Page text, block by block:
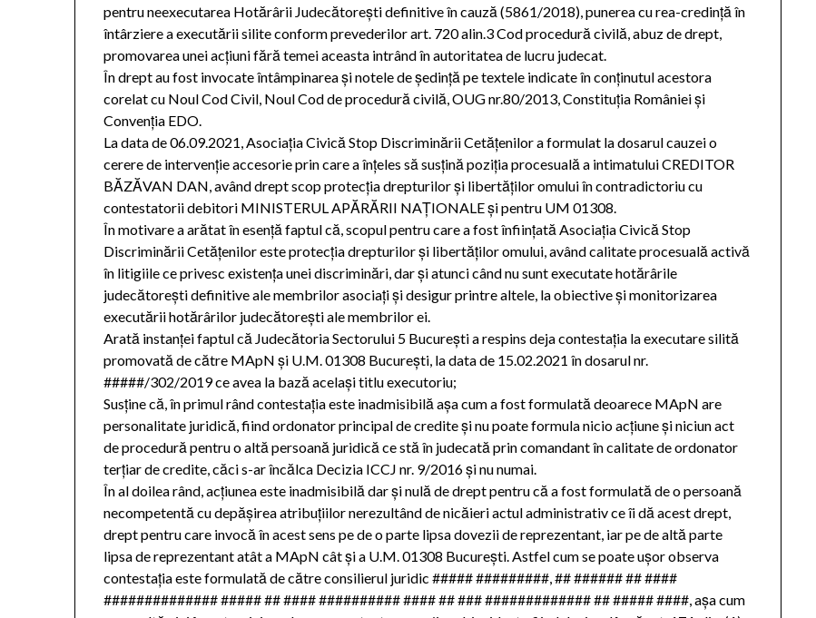
pentru neexecutarea Hotărârii Judecătoreşti definitive în cauză (5861/2018), punerea cu rea-credinţă în
întârziere a executării silite conform prevederilor art. 720 alin.3 Cod procedură civilă, abuz de drept,
promovarea unei acţiuni fără temei aceasta intrând în autoritatea de lucru judecat.
În drept au fost invocate întâmpinarea şi notele de şedinţă pe textele indicate în conţinutul acestora
corelat cu Noul Cod Civil, Noul Cod de procedură civilă, OUG nr.80/2013, Constituţia României şi
Convenţia EDO.
La data de 06.09.2021, Asociaţia Civică Stop Discriminării Cetăţenilor a formulat la dosarul cauzei o
cerere de intervenţie accesorie prin care a înţeles să susţină poziţia procesuală a intimatului CREDITOR
BĂZĂVAN DAN, având drept scop protecţia drepturilor şi libertăţilor omului în contradictoriu cu
contestatorii debitori MINISTERUL APĂRĂRII NAȚIONALE şi pentru UM 01308.
În motivare a arătat în esenţă faptul că, scopul pentru care a fost înfiinţată Asociaţia Civică Stop
Discriminării Cetăţenilor este protecţia drepturilor şi libertăţilor omului, având calitate procesuală activă
în litigiile ce privesc existenţa unei discriminări, dar şi atunci când nu sunt executate hotărârile
judecătoreşti definitive ale membrilor asociaţi şi desigur printre altele, la obiective şi monitorizarea
executării hotărârilor judecătoreşti ale membrilor ei.
Arată instanţei faptul că Judecătoria Sectorului 5 Bucureşti a respins deja contestaţia la executare silită
promovată de către MApN şi U.M. 01308 Bucureşti, la data de 15.02.2021 în dosarul nr.
#####/302/2019 ce avea la bază acelaşi titlu executoriu;
Susține că, în primul rând contestaţia este inadmisibilă aşa cum a fost formulată deoarece MApN are
personalitate juridică, fiind ordonator principal de credite şi nu poate formula nicio acţiune şi niciun act
de procedură pentru o altă persoană juridică ce stă în judecată prin comandant în calitate de ordonator
terţiar de credite, căci s-ar încălca Decizia ICCJ nr. 9/2016 şi nu numai.
În al doilea rând, acţiunea este inadmisibilă dar şi nulă de drept pentru că a fost formulată de o persoană
necompetentă cu depăşirea atribuţiilor nerezultând de nicăieri actul administrativ ce îi dă acest drept,
drept pentru care invocă în acest sens pe de o parte lipsa dovezii de reprezentant, iar pe de altă parte
lipsa de reprezentant atât a MApN cât şi a U.M. 01308 Bucureşti. Astfel cum se poate uşor observa
contestaţia este formulată de către consilierul juridic ##### #########, ## ###### ## ####
############## ##### ## #### ########## #### ## ### ############# ## ##### ####, aşa cum